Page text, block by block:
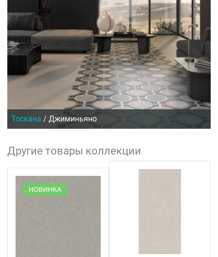
Тоскана / Джиминьяно
Другие товары коллекции
НОВИНКА